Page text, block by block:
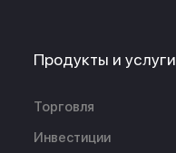
Продукты и услуги
Торговля
Инвестиции